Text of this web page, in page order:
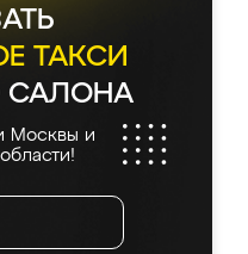
ТАКСИ
САЛОНА
Москвы и